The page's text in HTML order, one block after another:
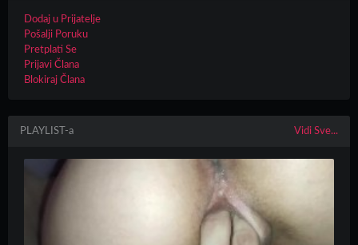
Dodaj u Prijatelje
Pošalji Poruku
Pretplati Se
Prijavi Člana
Blokiraj Člana
PLAYLIST-a Vidi Sve...